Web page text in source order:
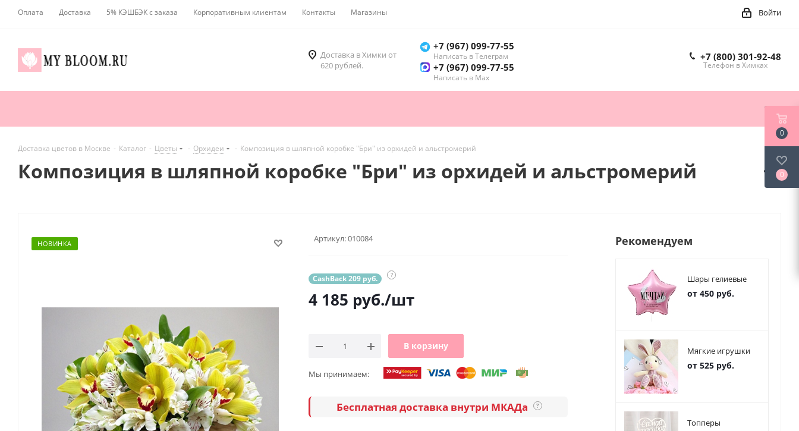
Оплата Доставка 5% КЭШБЭК с заказа Корпоративным клиентам Контакты Магазины Войти
Доставка в Химки от
620 рублей.
+7 (967) 099-77-55
Написать в Телеграм
+7 (967) 099-77-55
Написать в Мах
+7 (800) 301-92-48
Телефон в Химках
Доставка цветов в Москве - Каталог - Цветы - Орхидеи - Композиция в шляпной коробке "Бри" из орхидей и альстромерий
Композиция в шляпной коробке "Бри" из орхидей и альстромерий
НОВИНКА Артикул:010084
CashBack 209 руб. ?
4 185 руб./шт
В корзину
Мы принимаем:
Бесплатная доставка внутри МКАДа ?
Рекомендуем
Шары гелиевые
от 450 руб.
Мягкие игрушки
от 525 руб.
Топперы
0
0